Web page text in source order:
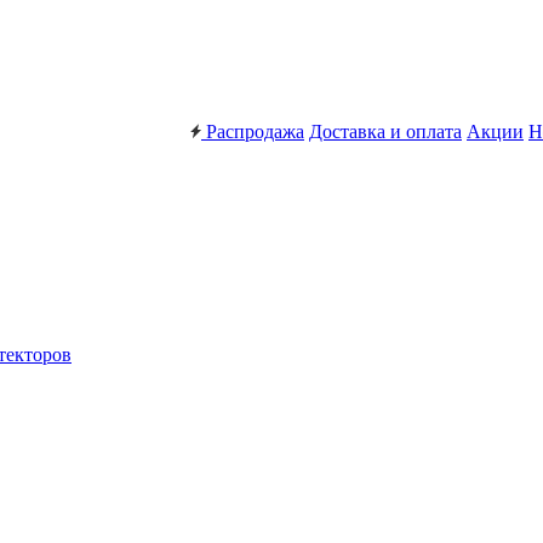
Распродажа Доставка и оплата Акции